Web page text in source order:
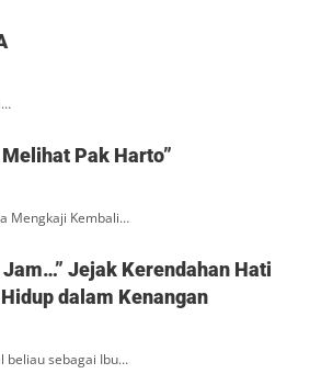
Pak Harto”
Mengkaji Kembali…
Jejak Kerendahan Hati
dalam Kenangan
beliau sebagai Ibu…